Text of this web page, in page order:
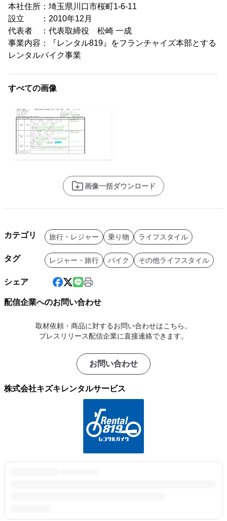
本社住所：埼玉県川口市桜町1-6-11
設立 ：2010年12月
代表者 ：代表取締役 松崎 一成
事業内容：『レンタル819』をフランチャイズ本部とする
レンタルバイク事業
すべての画像
画像一括ダウンロード
カテゴリ 旅行・レジャー 乗り物 ライフスタイル
タグ レジャー・旅行 バイク その他ライフスタイル
シェア
配信企業へのお問い合わせ
取材依頼・商品に対するお問い合わせはこちら。
プレスリリース配信企業に直接連絡できます。
お問い合わせ
株式会社キズキレンタルサービス